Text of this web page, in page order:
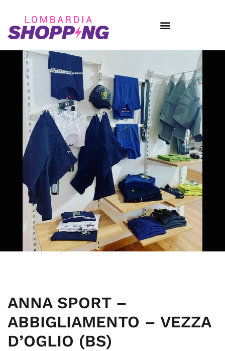
ANNA SPORT –
ABBIGLIAMENTO – VEZZA
D’OGLIO (BS)